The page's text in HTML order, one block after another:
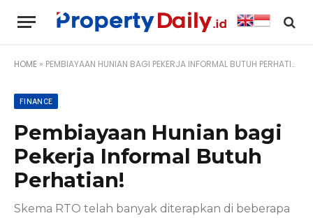
HOME » PEMBIAYAAN HUNIAN BAGI PEKERJA INFORMAL BUTUH PERHATIAN!
FINANCE
Pembiayaan Hunian bagi
Pekerja Informal Butuh
Perhatian!
Skema RTO telah banyak diterapkan di beberapa